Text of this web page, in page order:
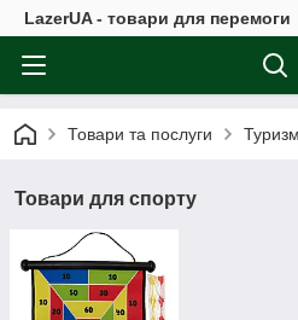
LazerUA - товари для перемоги
Товари та послуги
Товари для спорту